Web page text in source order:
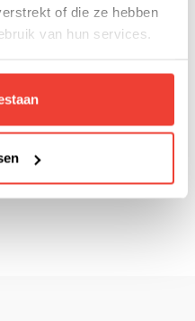
of die ze hebben
van hun services.
uiteindelijk om
maar de
vaardigheden te
groeien blijft